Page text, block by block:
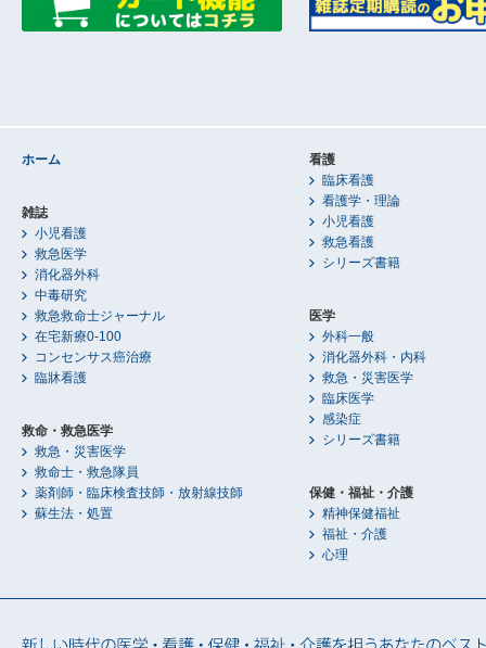
ホーム
雑誌
小児看護
救急医学
消化器外科
中毒研究
救急救命士ジャーナル
在宅新療0-100
コンセンサス癌治療
臨牀看護
救命・救急医学
救急・災害医学
救命士・救急隊員
薬剤師・臨床検査技師・放射線技師
蘇生法・処置
看護
臨床看護
看護学・理論
小児看護
救急看護
シリーズ書籍
医学
外科一般
消化器外科・内科
救急・災害医学
臨床医学
感染症
シリーズ書籍
保健・福祉・介護
精神保健福祉
福祉・介護
心理